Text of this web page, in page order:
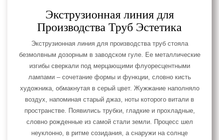
Экструзионная линия для
Производства Труб Эстетика
Экструзионная линия для производства труб стояла
безмолвным дозорным в заводском гуле. Ее металлические
изгибы сверкали под мерцающими флуоресцентными
лампами – сочетание формы и функции, словно кисть
художника, обмакнутая в серый цвет. Жужжание наполняло
воздух, напоминая старый джаз, ноты которого витали в
пространстве. Появились трубки, гладкие и прохладные,
словно рожденные из самой стали земли. Процесс шел
неуклонно, в ритме созидания, а снаружи на солнце